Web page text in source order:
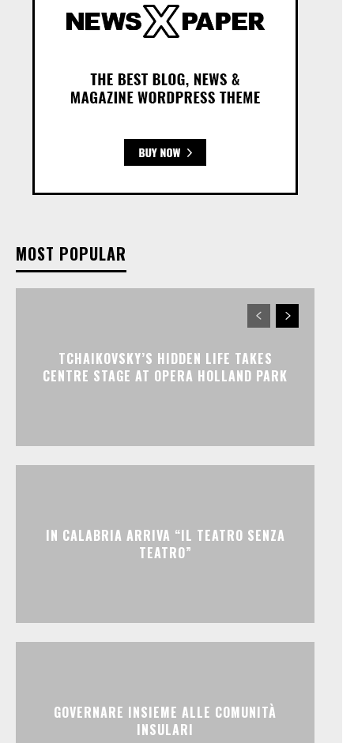
MOST POPULAR
TCHAIKOVSKY’S HIDDEN LIFE TAKES
CENTRE STAGE AT OPERA HOLLAND PARK
IN CALABRIA ARRIVA “IL TEATRO SENZA
TEATRO”
GOVERNARE INSIEME ALLE COMUNITÀ
INSULARI